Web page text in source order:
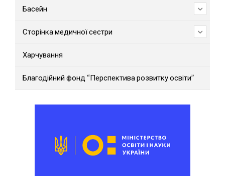
Басейн
Сторінка медичної сестри
Харчування
Благодійний фонд “Перспектива розвитку освіти”